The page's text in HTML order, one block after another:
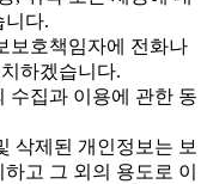
니다.
보호책임자에 전화나
하겠습니다.
수집과 이용에 관한 동
삭제된 개인정보는 보
고 그 외의 용도로 이